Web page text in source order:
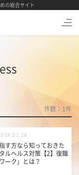
の総合サイト
件数： 1件
す方なら知っておきた
ルヘルス対策【2】復職
ーク」とは？